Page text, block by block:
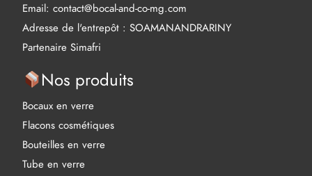
Email: contact@bocal-and-co-mg.com
Adresse de l'entrepôt : SOAMANANDRARINY
Partenaire Simafri
Nos produits
Bocaux en verre
Flacons cosmétiques
Bouteilles en verre
Tube en verre